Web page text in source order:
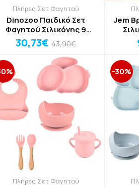
Πλήρες Σετ Φαγητού
Dinozoo Παιδικό Σετ
Φαγητού Σιλικόνης 9
Τεμαχίων
30,73€ 43,90€
Jem
Πλήρες Σετ Φαγητού
-30%